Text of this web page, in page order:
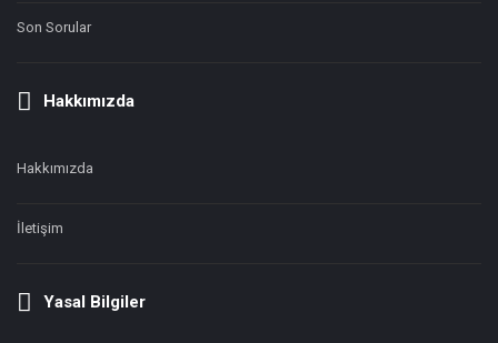
Son Sorular
Hakkımızda
Hakkımızda
İletişim
Yasal Bilgiler